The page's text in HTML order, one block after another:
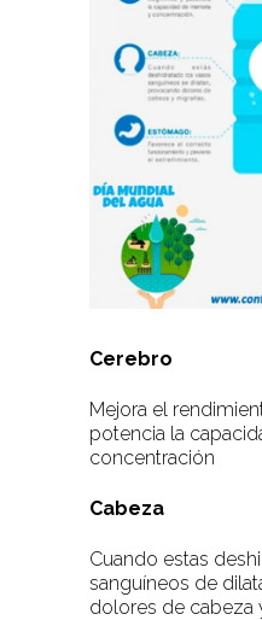
Cerebro
Mejora el
potencia la
concentración
Cabeza
Cuando estas
sanguíneos de
dolores de cabeza